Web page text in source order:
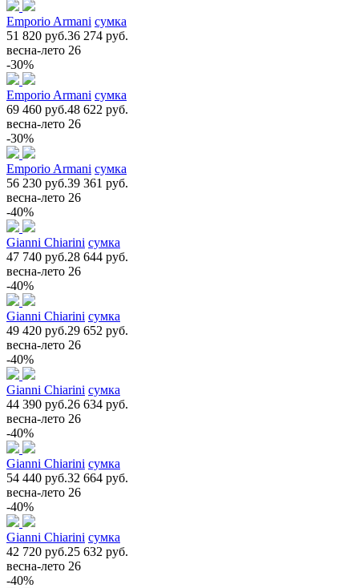
Emporio Armani сумка
51 820 руб.36 274 руб.
весна-лето 26
-30%
Emporio Armani сумка
69 460 руб.48 622 руб.
весна-лето 26
-30%
Emporio Armani сумка
56 230 руб.39 361 руб.
весна-лето 26
-40%
Gianni Chiarini сумка
47 740 руб.28 644 руб.
весна-лето 26
-40%
Gianni Chiarini сумка
49 420 руб.29 652 руб.
весна-лето 26
-40%
Gianni Chiarini сумка
44 390 руб.26 634 руб.
весна-лето 26
-40%
Gianni Chiarini сумка
54 440 руб.32 664 руб.
весна-лето 26
-40%
Gianni Chiarini сумка
42 720 руб.25 632 руб.
весна-лето 26
-40%